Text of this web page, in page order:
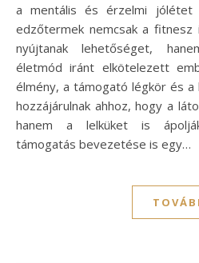
a mentális és érzelmi jólétet
edzőtermek nemcsak a fitnesz
nyújtanak lehetőséget,
életmód iránt elkötelezett
élmény, a támogató légkör és a
hozzájárulnak ahhoz, hogy a
hanem a lelküket is
támogatás bevezetése is egy…